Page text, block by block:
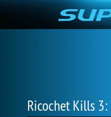
Ricochet Kills 3: